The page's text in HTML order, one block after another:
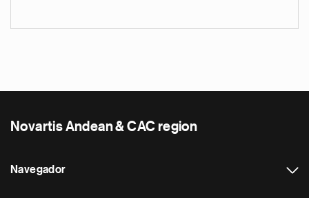
Novartis Andean & CAC region
Navegador